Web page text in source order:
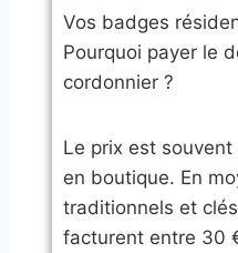
​Vos badges
Pourquoi payer le
cordonnier ?
​Le prix est
en boutique. En
traditionnels et
facturent entre 30